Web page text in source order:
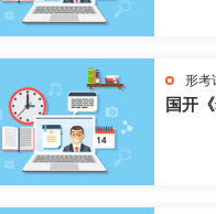
形考
国开